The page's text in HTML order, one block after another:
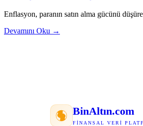
Enflasyon, paranın satın alma gücünü
Devamını Oku →
BinAltın.com
FINANSAL VERI